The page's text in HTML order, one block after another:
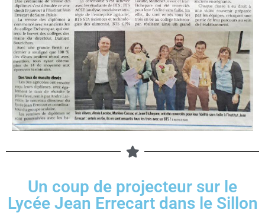
Un coup de projecteur sur le
Lycée Jean Errecart dans le Sillon